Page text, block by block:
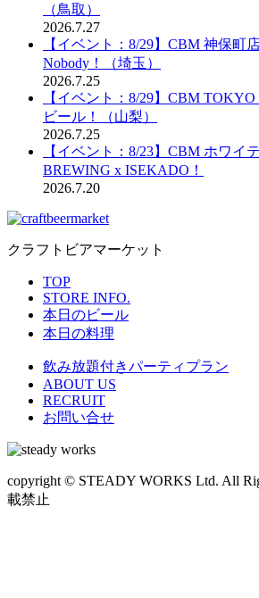
（鳥取）
2026.7.27
【イベント：8/29】CBM 神保町
Nobody！（埼玉）
2026.7.25
【イベント：8/29】CBM
ビール！（山梨）
2026.7.25
【イベント：8/23】CBM ホワイ
BREWING x ISEKADO！
2026.7.20
クラフトビアマーケット
TOP
STORE INFO.
本日のビール
本日の料理
飲み放題付きパーティプラン
ABOUT US
RECRUIT
お問い合せ
copyright © STEADY WORKS Ltd. All
載禁止